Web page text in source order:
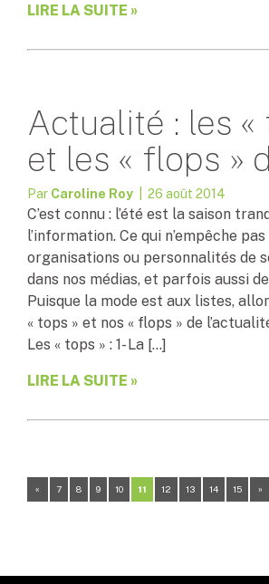
LIRE LA SUITE »
Actualité : les «
et les « flops »
Par Caroline Roy | 26 août 2014
C’est connu : l’été est la saison
l’information. Ce qui n’empêche
organisations ou personnalités de
dans nos médias, et parfois aussi
Puisque la mode est aux listes,
« tops » et nos « flops » de
Les « tops » : 1- La […]
LIRE LA SUITE »
« 7 8 9 10 11 12 13 14 15 »